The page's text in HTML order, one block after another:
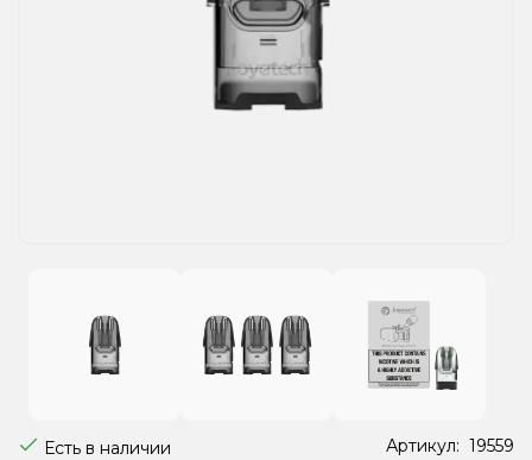
Жидкости для электронных сигарет
Подарочные наборы
Есть в наличии Артикул: 19559